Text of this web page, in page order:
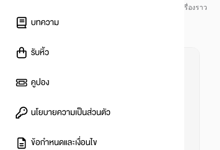
บทความ
รับหิ้ว
คูปอง
นโยบายความเป็นส่วนตัว
ข้อกำหนดและเงื่อนไข
ปันโปร PUNPRO ที่ 1 ด้านโปรโมชัน อัปเดตและติดตามทุกเรื่องราว
โปรโมชัน